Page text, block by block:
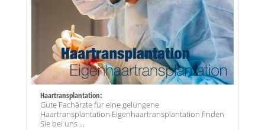
Haartransplantation:
Gute Fachärzte für eine gelungene
Haartransplantation Eigenhaartransplantation finden
Sie bei uns ...